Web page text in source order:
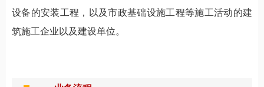
设备的安装工程，以及市政基础设施工程等施工活动的建
筑施工企业以及建设单位。